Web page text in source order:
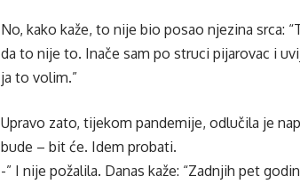
No, kako kaže, to nije bio posao njezina srca:
da to nije to. Inače sam po struci pijarovac i
ja to volim.”
Upravo zato, tijekom pandemije, odlučila je
bude – bit će. Idem probati.
-” I nije požalila. Danas kaže: “Zadnjih pet